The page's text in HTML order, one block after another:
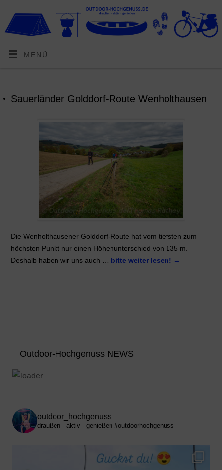
MENÜ
Sauerländer Golddorf-Route Wenholthausen
Die Wenholthausener Golddorf-Route hat vom tiefsten zum
höchsten Punkt nur einen Höhenunterschied von 135 m.
Deshalb haben wir uns auch … bitte weiter lesen! →
Outdoor-Hochgenuss NEWS
outdoor_hochgenuss
draußen - aktiv - genießen #outdoorhochgenuss